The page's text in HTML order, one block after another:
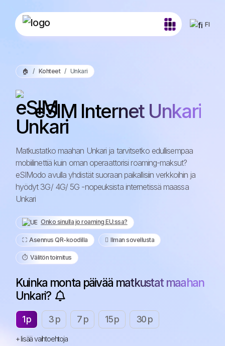
FI
🏠 Kohteet Unkari
eSIM Internet Unkari
Matkustatko maahan Unkari ja tarvitsetko edullisempaa
mobiilinettiä kuin oman operaattorisi roaming-maksut?
eSIModo avulla yhdistät suoraan paikallisiin verkkoihin ja
hyödyt 3G/ 4G/ 5G -nopeuksista internetissä maassa
Unkari
Onko sinulla jo roaming EU:ssa?
⛶️️ Asennus QR-koodilla ️ Ilman sovellusta
⏱️️ Välitön toimitus
Kuinka monta päivää matkustat maahan
Unkari?
1 p 3 p 7 p 15 p 30 p
+ lisää vaihtoehtoja